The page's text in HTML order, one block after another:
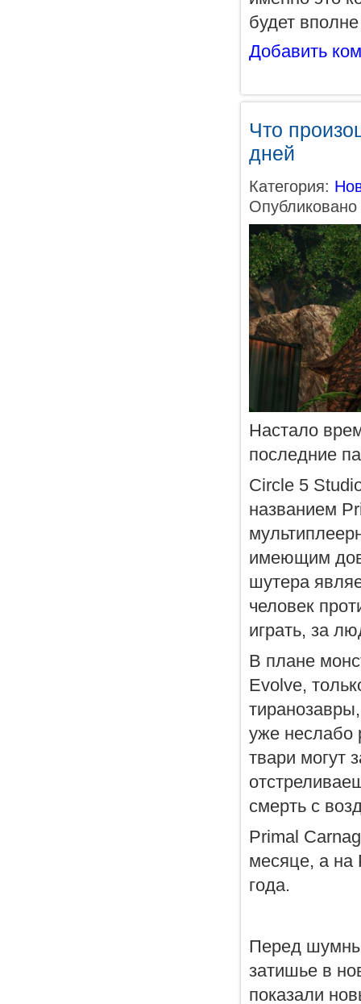
будет
Добавить
Что
дней
Категория:
Настало
последние
Circle 5
названием
имеющим
шутера
человек
играть, за
В плане
Evolve,
уже неслабо
твари могут
смерть с
Primal
месяце, а на
года.
Перед
затишье в
показали